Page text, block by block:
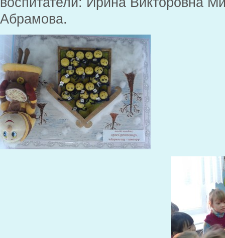
Абрамова.